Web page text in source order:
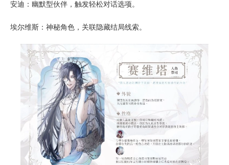
安迪：幽默型伙伴，触发轻松对话选项。
埃尔维斯：神秘角色，关联隐藏结局线索。